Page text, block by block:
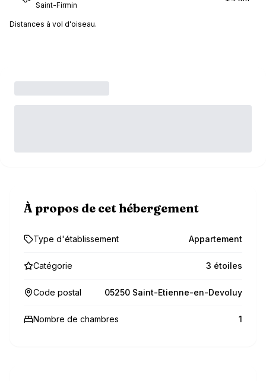
Saint-Firmin
Distances à vol d'oiseau.
À propos de cet hébergement
Type d'établissement Appartement
Catégorie 3 étoiles
Code postal 05250 Saint-Etienne-en-Devoluy
Nombre de chambres 1